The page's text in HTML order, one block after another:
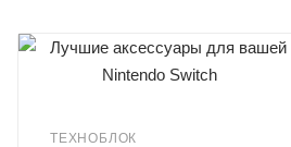
ТЕХНОБЛОК